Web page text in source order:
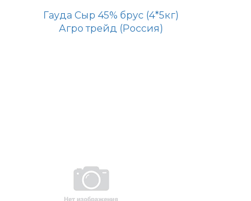
Гауда Сыр 45% брус (4*5кг)
Агро трейд (Россия)